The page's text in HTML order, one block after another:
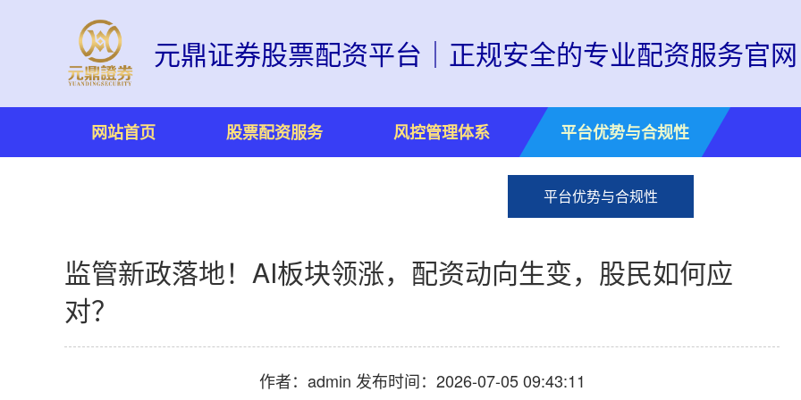
元鼎证券股票配资平台｜正规安全的专业配资服务官网
网站首页 股票配资服务 风控管理体系 平台优势与合规性
平台优势与合规性
监管新政落地！AI板块领涨，配资动向生变，股民如何应
对？
作者：admin 发布时间：2026-07-05 09:43:11